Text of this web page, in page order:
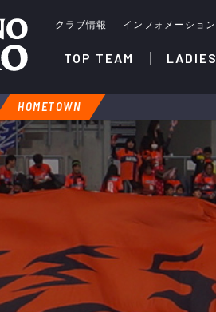
クラブ情報 インフォメーション
TOP TEAM LADIES
HOMETOWN